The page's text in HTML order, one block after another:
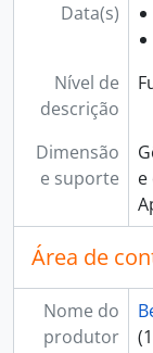
Data(s)
Nível de
descrição
Dimensão
e suporte
Área de
Nome do
produtor